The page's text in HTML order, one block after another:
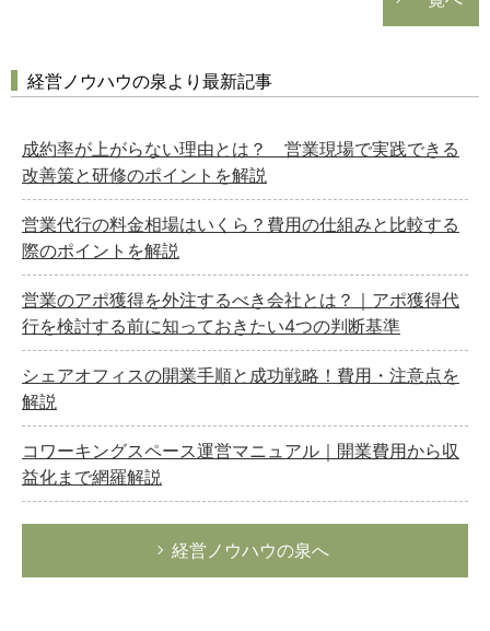
経営ノウハウの泉より最新記事
成約率が上がらない理由とは？ 営業現場で実践できる
改善策と研修のポイントを解説
営業代行の料金相場はいくら？費用の仕組みと比較する
際のポイントを解説
営業のアポ獲得を外注するべき会社とは？｜アポ獲得代
行を検討する前に知っておきたい4つの判断基準
シェアオフィスの開業手順と成功戦略！費用・注意点を
解説
コワーキングスペース運営マニュアル｜開業費用から収
益化まで網羅解説
経営ノウハウの泉へ